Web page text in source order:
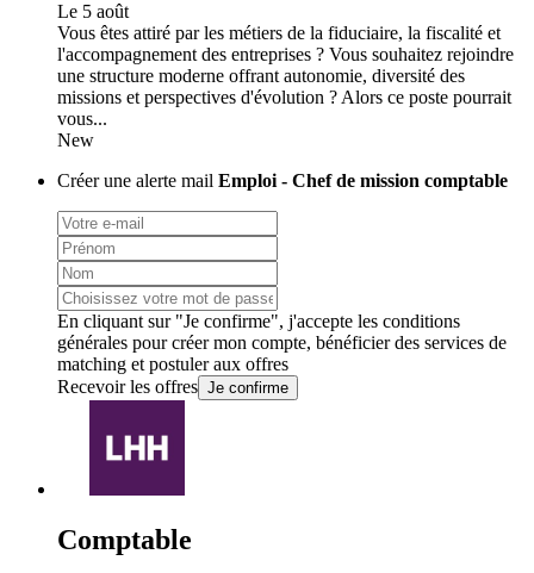
Le 5 août
Vous êtes attiré par les métiers de la fiduciaire, la fiscalité et
l'accompagnement des entreprises ? Vous souhaitez rejoindre
une structure moderne offrant autonomie, diversité des
missions et perspectives d'évolution ? Alors ce poste pourrait
vous...
New
Créer une alerte mail Emploi - Chef de mission comptable
En cliquant sur "Je confirme", j'accepte les conditions
générales pour créer mon compte, bénéficier des services de
matching et postuler aux offres
Recevoir les offres Je confirme
Comptable